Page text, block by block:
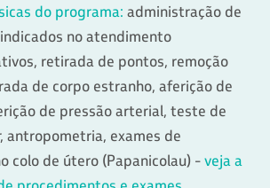
do programa: administração de
no atendimento
retirada de pontos, remoção
de corpo estranho, aferição de
de pressão arterial, teste de
antropometria, exames de
colo de útero (Papanicolau) -veja a